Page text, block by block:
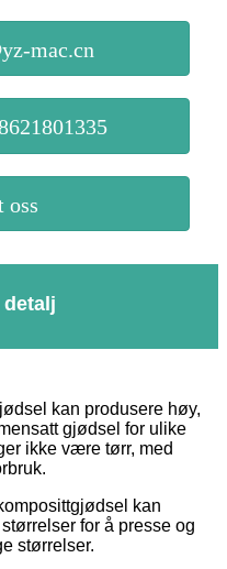
mac.cn
oss
kan produsere høy,
gjødsel for ulike
ikke være tørr, med
kan
for å presse og
størrelser.